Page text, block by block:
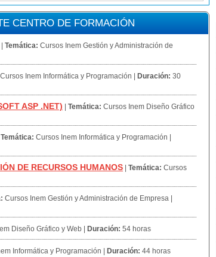
CENTRO DE FORMACIÓN
Temática: Cursos Inem Gestión y Administración de
Cursos Inem Informática y Programación Duración: 30
ASP .NET) Temática: Cursos Inem Diseño Gráfico
Temática: Cursos Inem Informática y Programación
DE RECURSOS HUMANOS Temática: Cursos
Cursos Inem Gestión y Administración de Empresa
Diseño Gráfico y Web Duración: 54 horas
Informática y Programación Duración: 44 horas